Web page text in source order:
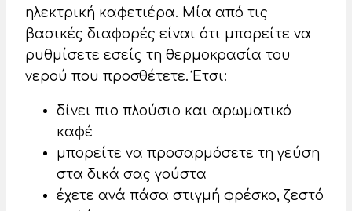
ηλεκτρική καφετιέρα. Μία από τις
βασικές διαφορές είναι ότι μπορείτε να
ρυθμίσετε εσείς τη θερμοκρασία του
νερού που προσθέτετε. Έτσι:
δίνει πιο πλούσιο και αρωματικό
καφέ
μπορείτε να προσαρμόσετε τη γεύση
στα δικά σας γούστα
έχετε ανά πάσα στιγμή φρέσκο, ζεστό